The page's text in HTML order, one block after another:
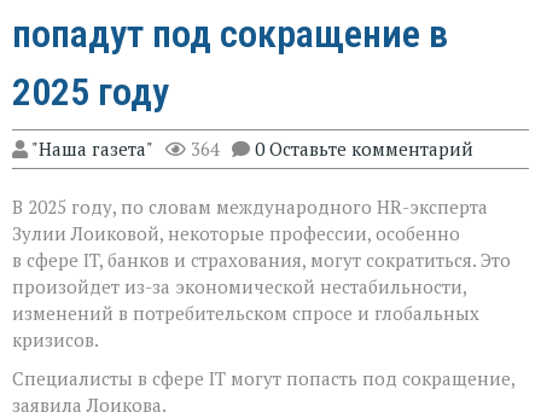
попадут под сокращение в
2025 году
"Наша газета" 364 0 Оставьте комментарий
В 2025 году, по словам международного HR-эксперта
Зулии Лоиковой, некоторые профессии, особенно
в сфере IT, банков и страхования, могут сократиться. Это
произойдет из-за экономической нестабильности,
изменений в потребительском спросе и глобальных
кризисов.
Специалисты в сфере IT могут попасть под сокращение,
заявила Лоикова.